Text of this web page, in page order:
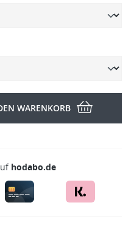
WARENKORB
hodabo.de